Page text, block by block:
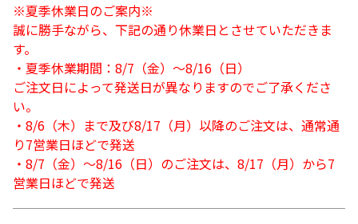
※夏季休業日のご案内※
誠に勝手ながら、下記の通り休業日とさせていただきま
す。
・夏季休業期間：8/7（金）～8/16（日）
ご注文日によって発送日が異なりますのでご了承くださ
い。
・8/6（木）まで及び8/17（月）以降のご注文は、通常通
り7営業日ほどで発送
・8/7（金）～8/16（日）のご注文は、8/17（月）から7
営業日ほどで発送